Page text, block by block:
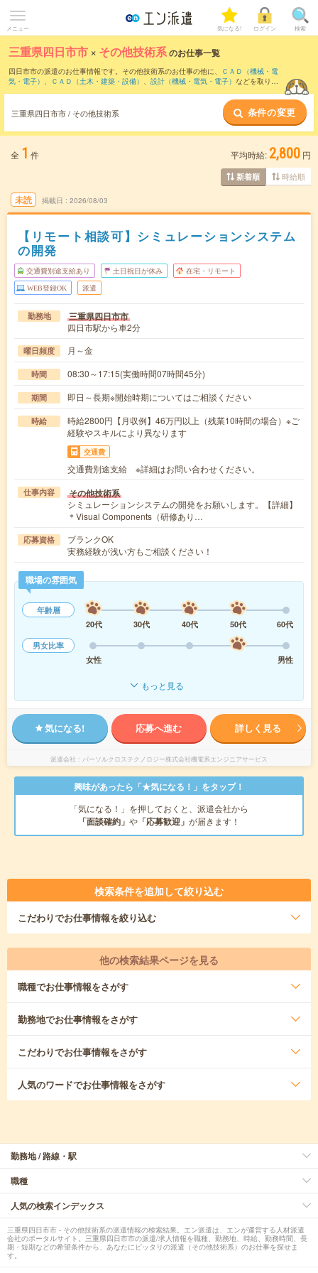
メニュー 気になる! ログイン 検索
三重県四日市市 × その他技術系のお仕事一覧
四日市市の派遣のお仕事情報です。その他技術系のお仕事の他に、
ＣＡＤ（機械・電
気・電子） 、 ＣＡＤ（土木・建築・設備） 、 設計（機械・電気・電子） などを取り揃
三重県四日市市 / その他技術系 条件の変更
全 1 件 平均時給: 2,800 円
新着順 時給順
未読 掲載日 2026/08/03
【リモート相談可】シミュレーションシステム
の開発
交通費別途支給あり 土日祝日が休み 在宅・リモート
WEB登録OK 派遣
勤務地 三重県四日市市
四日市駅から車2分
曜日頻度 月～金
時間 08:30～17:15(実働時間07時間45分)
期間 即日～長期※開始時期についてはご相談ください
時給
時給2800円【月収例】46万円以上（残業10時間の場合）※ご
経験やスキルにより異なります
交通費
交通費別途支給 ※詳細はお問い合わせください。
仕事内容 その他技術系
シミュレーションシステムの開発をお願いします。【詳細】
＊Visual Components（研修あり…
応募資格
ブランクOK
実務経験が浅い方もご相談ください！
職場の雰囲気
年齢層
20代
30代 40代 50代
60代
男女比率
女性
男性
もっと見る
気になる! 応募へ進む 詳しく見る
派遣会社 パーソルクロステクノロジー株式会社機電系エンジニアサービス
興味があったら「★気になる！」をタップ！
「気になる！」を押しておくと、派遣会社から
「面談確約」 や 「応募歓迎」 が届きます！
検索条件を追加して絞り込む
こだわりでお仕事情報を絞り込む
他の検索結果ページを見る
職種でお仕事情報をさがす
勤務地でお仕事情報をさがす
こだわりでお仕事情報をさがす
人気のワードでお仕事情報をさがす
勤務地 / 路線・駅
職種
人気の検索インデックス
三重県四日市市 - その他技術系の派遣情報の検索結果。エン派遣は、エンが運営する人材派遣
会社のポータルサイト。三重県四日市市の派遣/求人情報を職種、勤務地、時給、勤務時間、長
期・短期などの希望条件から、あなたにピッタリの派遣（その他技術系）のお仕事を探せま
す。